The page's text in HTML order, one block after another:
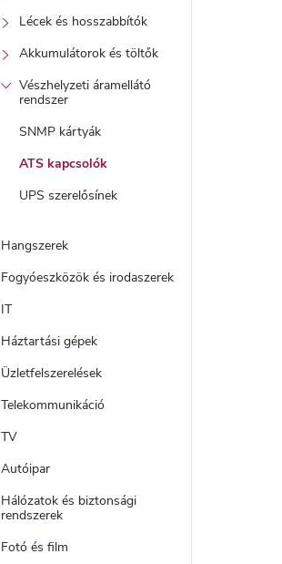
Lécek és hosszabbítók
Akkumulátorok és töltők
Vészhelyzeti áramellátó
rendszer
SNMP kártyák
ATS kapcsolók
UPS szerelősínek
Hangszerek
Fogyóeszközök és irodaszerek
IT
Háztartási gépek
Üzletfelszerelések
Telekommunikáció
TV
Autóipar
Hálózatok és biztonsági
rendszerek
Fotó és film